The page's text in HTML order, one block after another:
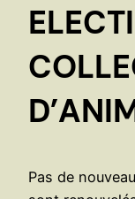
Pas de